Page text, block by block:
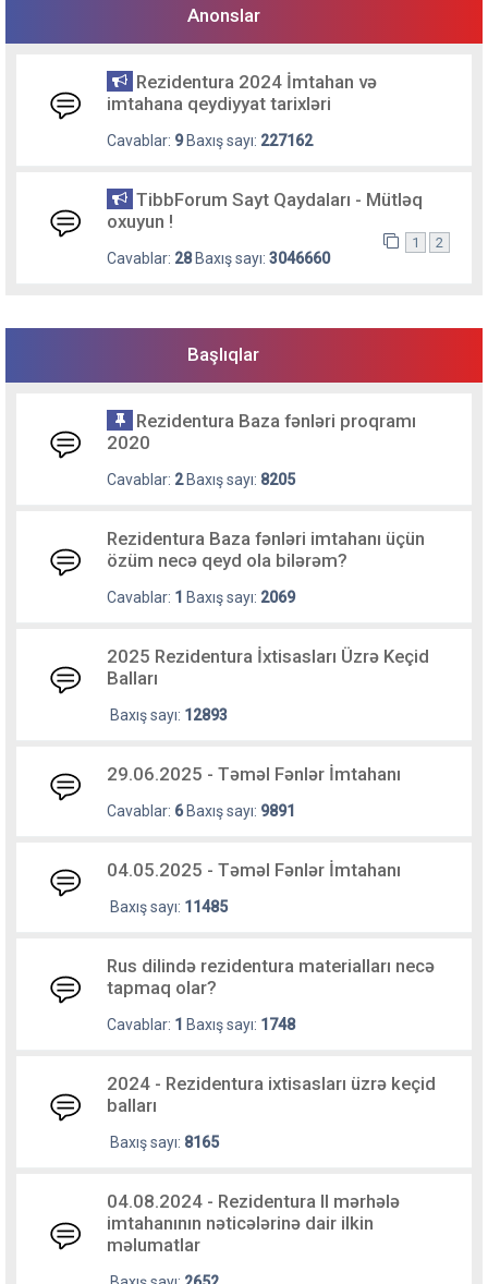
Anonslar
Rezidentura 2024 İmtahan və
imtahana qeydiyyat tarixləri
Cavablar: 9Baxış sayı: 227162
TibbForum Sayt Qaydaları - Mütləq
oxuyun !
Cavablar: 28Baxış sayı: 3046660
1 2
Başlıqlar
Rezidentura Baza fənləri proqramı
2020
Cavablar: 2Baxış sayı: 8205
Rezidentura Baza fənləri imtahanı üçün
özüm necə qeyd ola bilərəm?
Cavablar: 1 Baxış sayı: 2069
2025 Rezidentura İxtisasları Üzrə Keçid
Balları
Baxış sayı: 12893
29.06.2025 - Təməl Fənlər İmtahanı
Cavablar: 6Baxış sayı: 9891
04.05.2025 - Təməl Fənlər İmtahanı
Baxış sayı: 11485
Rus dilində rezidentura materialları necə
tapmaq olar?
Cavablar: 1 Baxış sayı: 1748
2024 - Rezidentura ixtisasları üzrə keçid
balları
Baxış sayı: 8165
04.08.2024 - Rezidentura II mərhələ
imtahanının nəticələrinə dair ilkin
məlumatlar